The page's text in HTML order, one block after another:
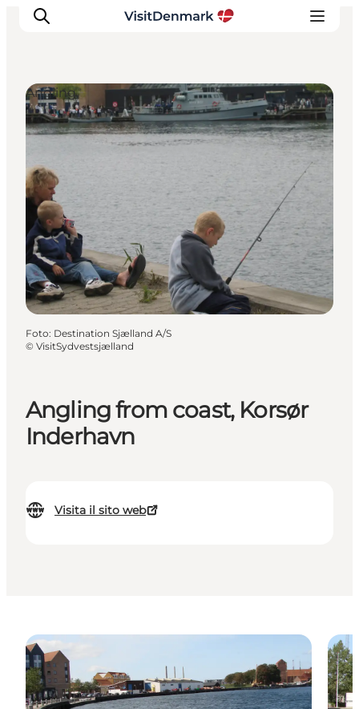
Ispirazioni
Cosa fare
Dove dormire
Pianifica il viaggio
Angling from coast, Korsør
Inderhavn
Visita il sito web
Angling
Foto: Destination Sjælland A/S
© VisitSydvestsjælland